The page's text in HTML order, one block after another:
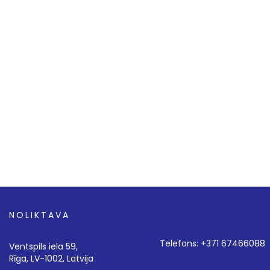
NOLIKTAVA
Ventspils iela 59,
Rīga, LV-1002, Latvija
Telefons: +371 67466088